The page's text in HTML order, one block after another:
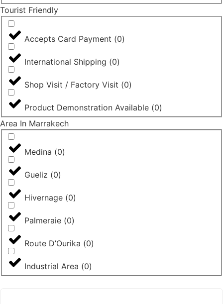
Tourist Friendly
Accepts Card Payment (0)
International Shipping (0)
Shop Visit / Factory Visit (0)
Product Demonstration Available (0)
Area In Marrakech
Medina (0)
Gueliz (0)
Hivernage (0)
Palmeraie (0)
Route D’Ourika (0)
Industrial Area (0)